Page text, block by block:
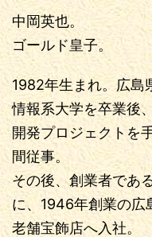
中岡英也。
ゴールド皇子。
1982年生まれ。広島
情報系大学を卒業後
開発プロジェクトを
間従事。
その後、創業者であ
に、1946年創業の広
老舗宝飾店へ入社。